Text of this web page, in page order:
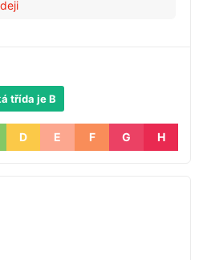
třída je B
D E F G H